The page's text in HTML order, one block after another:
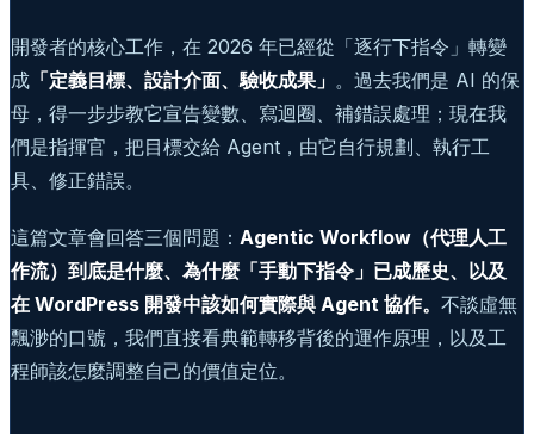
開發者的核心工作，在 2026 年已經從「逐行下指令」轉變
成 「定義目標、設計介面、驗收成果」 。過去我們是 AI 的保
母，得一步步教它宣告變數、寫迴圈、補錯誤處理；現在我
們是指揮官，把目標交給 Agent，由它自行規劃、執行工
具、修正錯誤。
這篇文章會回答三個問題： Agentic Workflow（代理人工
作流）到底是什麼、為什麼「手動下指令」已成歷史、以及
在 WordPress 開發中該如何實際與 Agent 協作。 不談虛無
飄渺的口號，我們直接看典範轉移背後的運作原理，以及工
程師該怎麼調整自己的價值定位。